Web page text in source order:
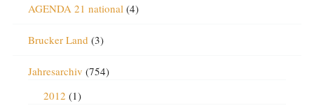
AGENDA 21 national(4)
Brucker Land (3)
Jahresarchiv (754)
2012 (1)